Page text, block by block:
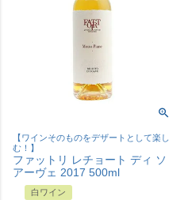
【ワインそのものをデザートとして楽し
む！】
ファットリ レチョート ディ ソ
アーヴェ 2017 500ml
白ワイン